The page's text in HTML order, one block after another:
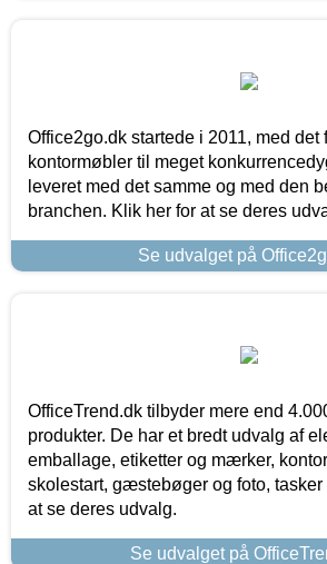
Office2go.dk startede i 2011, med det
kontormøbler til meget
leveret med det samme og med den
branchen. Klik her for at se deres
Se udvalget på
OfficeTrend.dk tilbyder mere end
produkter. De har et bredt udvalg af
emballage, etiketter og mærker,
skolestart, gæstebøger og foto, tasker
at se deres udvalg.
Se udvalget på